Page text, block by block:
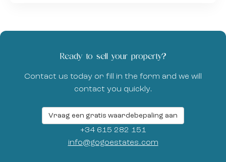
Ready to sell your property?
Contact us today or fill in the form and we will
contact you quickly.
Vraag een gratis waardebepaling aan
+34 615 282 151
info@gogoestates.com